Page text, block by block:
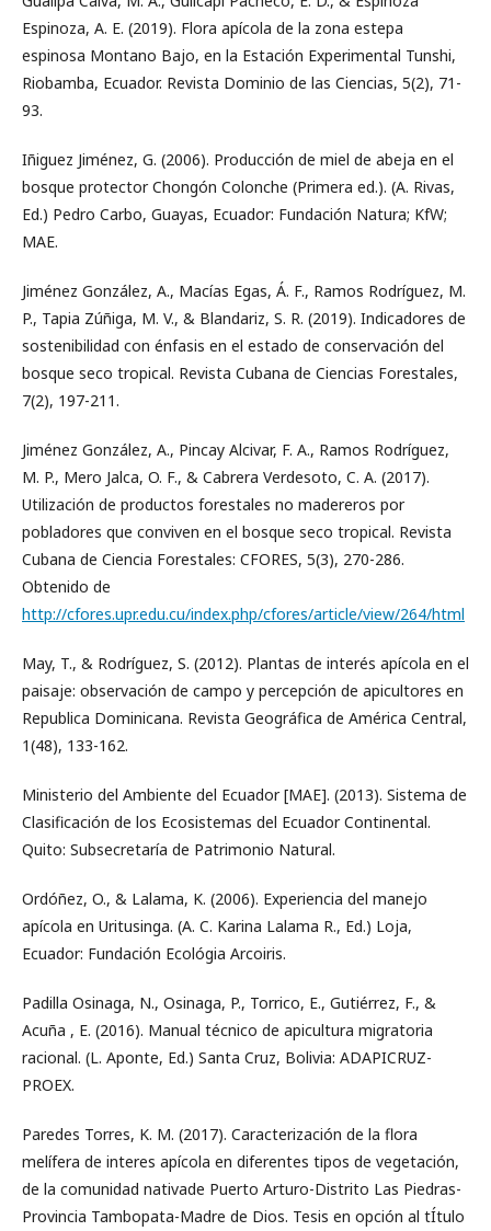
Espinoza, A. E. (2019). Flora apícola de la zona estepa
espinosa Montano Bajo, en la Estación Experimental Tunshi,
Riobamba, Ecuador. Revista Dominio de las Ciencias, 5(2), 71-
93.
Iñiguez Jiménez, G. (2006). Producción de miel de abeja en el
bosque protector Chongón Colonche (Primera ed.). (A. Rivas,
Ed.) Pedro Carbo, Guayas, Ecuador: Fundación Natura; KfW;
MAE.
Jiménez González, A., Macías Egas, Á. F., Ramos Rodríguez, M.
P., Tapia Zúñiga, M. V., & Blandariz, S. R. (2019). Indicadores de
sostenibilidad con énfasis en el estado de conservación del
bosque seco tropical. Revista Cubana de Ciencias Forestales,
7(2), 197-211.
Jiménez González, A., Pincay Alcivar, F. A., Ramos Rodríguez,
M. P., Mero Jalca, O. F., & Cabrera Verdesoto, C. A. (2017).
Utilización de productos forestales no madereros por
pobladores que conviven en el bosque seco tropical. Revista
Cubana de Ciencia Forestales: CFORES, 5(3), 270-286.
Obtenido de
http://cfores.upr.edu.cu/index.php/cfores/article/view/264/html
May, T., & Rodríguez, S. (2012). Plantas de interés apícola en el
paisaje: observación de campo y percepción de apicultores en
Republica Dominicana. Revista Geográfica de América Central,
1(48), 133-162.
Ministerio del Ambiente del Ecuador [MAE]. (2013). Sistema de
Clasificación de los Ecosistemas del Ecuador Continental.
Quito: Subsecretaría de Patrimonio Natural.
Ordóñez, O., & Lalama, K. (2006). Experiencia del manejo
apícola en Uritusinga. (A. C. Karina Lalama R., Ed.) Loja,
Ecuador: Fundación Ecológia Arcoiris.
Padilla Osinaga, N., Osinaga, P., Torrico, E., Gutiérrez, F., &
Acuña , E. (2016). Manual técnico de apicultura migratoria
racional. (L. Aponte, Ed.) Santa Cruz, Bolivia: ADAPICRUZ-
PROEX.
Paredes Torres, K. M. (2017). Caracterización de la flora
melífera de interes apícola en diferentes tipos de vegetación,
de la comunidad nativade Puerto Arturo-Distrito Las Piedras-
Provincia Tambopata-Madre de Dios. Tesis en opción al tÍtulo